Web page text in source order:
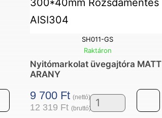
MATT
mennyiség
SH011-GS
Raktáron
Nyitómarkolat üvegajtóra MATT
ARANY
9 700 Ft (nettó)
12 319 Ft (bruttó)Nyitómarkolat